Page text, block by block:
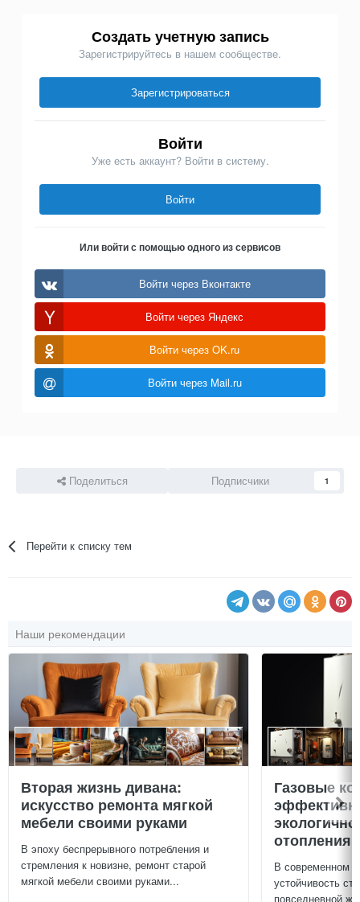
Создать учетную запись
Зарегистрируйтесь в нашем сообществе.
Зарегистрироваться
Войти
Уже есть аккаунт? Войти в систему.
Войти
Или войти с помощью одного из сервисов
Войти через Вконтакте
Войти через Яндекс
Войти через OK.ru
Войти через Mail.ru
Поделиться Подписчики 1
Перейти к списку тем
Наши рекомендации
Вторая жизнь дивана:
искусство ремонта мягкой
мебели своими руками
В эпоху беспрерывного потребления и
стремления к новизне, ремонт старой
мягкой мебели своими руками...
Газовые
отопления
В современном
устойчивость
повседневной